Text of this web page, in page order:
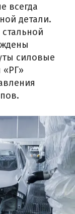
всегда
детали.
силовые